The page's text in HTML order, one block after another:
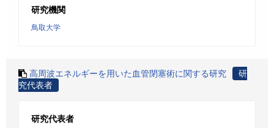
研究機関
鳥取大学
高周波エネルギーを用いた血管閉塞術に関する研究
研
究代表者
研究代表者